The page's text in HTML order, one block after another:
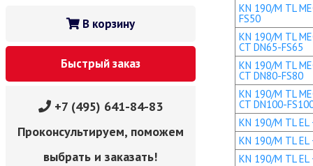
В корзину
Быстрый заказ
+7 (495) 641-84-83
Проконсультируем, поможем
выбрать и заказать!
KN 190/M TL
FS50
KN 190/M TL
CT DN65-FS65
KN 190/M TL
CT DN80-FS80
KN 190/M TL
CT DN100-
KN 190/M TL EL
KN 190/M TL EL
KN 190/M TL EL